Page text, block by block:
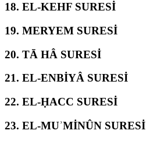
18. EL-KEHF SURESİ
19. MERYEM SURESİ
20. TĀ HÂ SURESİ
21. EL-ENBİYÂ SURESİ
22. EL-ḤACC SURESİ
23. EL-MUʾMİNÛN SURESİ